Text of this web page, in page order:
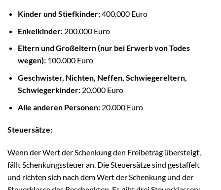
Kinder und Stiefkinder:400.000 Euro
Enkelkinder:200.000 Euro
Eltern und Großeltern (nur bei Erwerb von Todes
wegen):100.000 Euro
Geschwister, Nichten, Neffen, Schwiegereltern,
Schwiegerkinder:20.000 Euro
Alle anderen Personen:20.000 Euro
Steuersätze:
Wenn der Wert der Schenkung den Freibetrag übersteigt,
fällt Schenkungssteuer an. Die Steuersätze sind gestaffelt
und richten sich nach dem Wert der Schenkung und der